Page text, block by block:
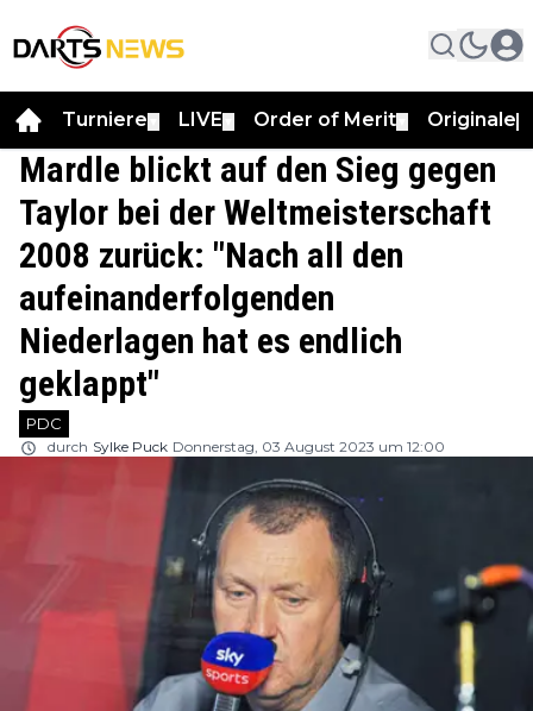
Turniere LIVE Order of Merit Originale
Mardle blickt auf den Sieg gegen
Taylor bei der Weltmeisterschaft
2008 zurück: "Nach all den
aufeinanderfolgenden
Niederlagen hat es endlich
geklappt"
PDC
durch Sylke Puck Donnerstag, 03 August 2023 um 12:00